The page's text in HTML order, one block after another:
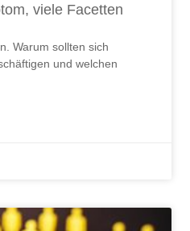
viele Facetten
Warum sollten sich
und welchen